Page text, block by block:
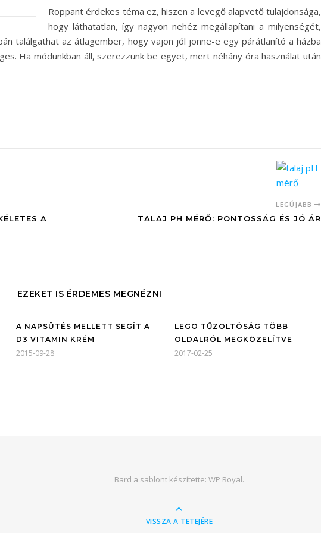
Roppant érdekes téma ez, hiszen a levegő alapvető tulajdonsága,
hogy láthatatlan, így nagyon nehéz megállapítani a milyenségét,
találgathat az átlagember, hogy vajon jól jönne-e egy párátlanító a házba
Ha módunkban áll, szerezzünk be egyet, mert néhány óra használat után
A
LEGÚJABB
TALAJ PH MÉRŐ: PONTOSSÁG ÉS JÓ ÁR
EZEKET IS ÉRDEMES MEGNÉZNI
A NAPSÜTÉS MELLETT SEGÍT A
D3 VITAMIN KRÉM
2015-09-28
LEGO TŰZOLTÓSÁG TÖBB
OLDALRÓL MEGKÖZELÍTVE
2017-02-25
Bard a sablont készítette: WP Royal.
VISSZA A TETEJÉRE